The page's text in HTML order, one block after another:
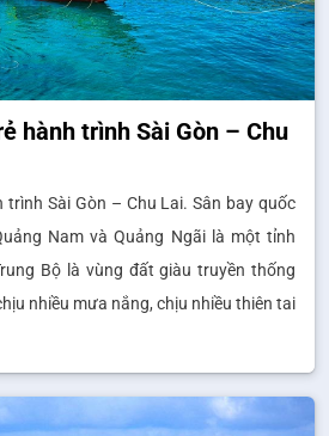
hành trình Sài Gòn – Chu
trình Sài Gòn – Chu Lai. Sân bay quốc
Nam và Quảng Ngãi là một tỉnh
Bộ là vùng đất giàu truyền thống
nhiều mưa nắng, chịu nhiều thiên tai